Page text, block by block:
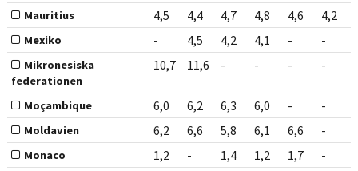
Mauritius 4,5 4,4 4,7 4,8 4,6 4,2
Mexiko - 4,5 4,2 4,1 - -
Mikronesiska
federationen
10,7 11,6 - - - -
Moçambique 6,0 6,2 6,3 6,0 - -
Moldavien 6,2 6,6 5,8 6,1 6,6 -
Monaco 1,2 - 1,4 1,2 1,7 -